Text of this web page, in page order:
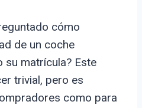
cómo
de un coche
su matrícula? Este
trivial, pero es
como para